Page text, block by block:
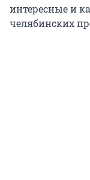
интересные и
челябинских